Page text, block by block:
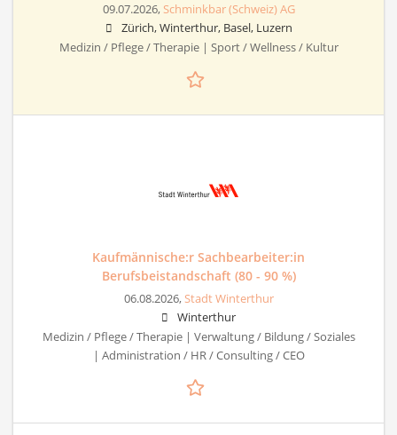
09.07.2026, Schminkbar (Schweiz) AG
Zürich, Winterthur, Basel, Luzern
Medizin / Pflege / Therapie | Sport / Wellness / Kultur
Kaufmännische:r Sachbearbeiter:in
Berufsbeistandschaft (80 - 90 %)
06.08.2026,Stadt Winterthur
Winterthur
Medizin / Pflege / Therapie | Verwaltung / Bildung / Soziales
| Administration / HR / Consulting / CEO